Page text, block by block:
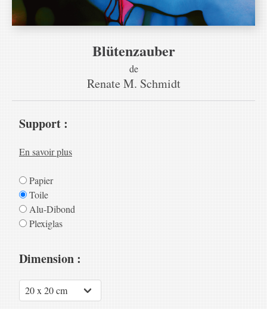
Blütenzauber
de
Renate M. Schmidt
Support :
En savoir plus
Papier
Toile
Alu-Dibond
Plexiglas
Dimension :